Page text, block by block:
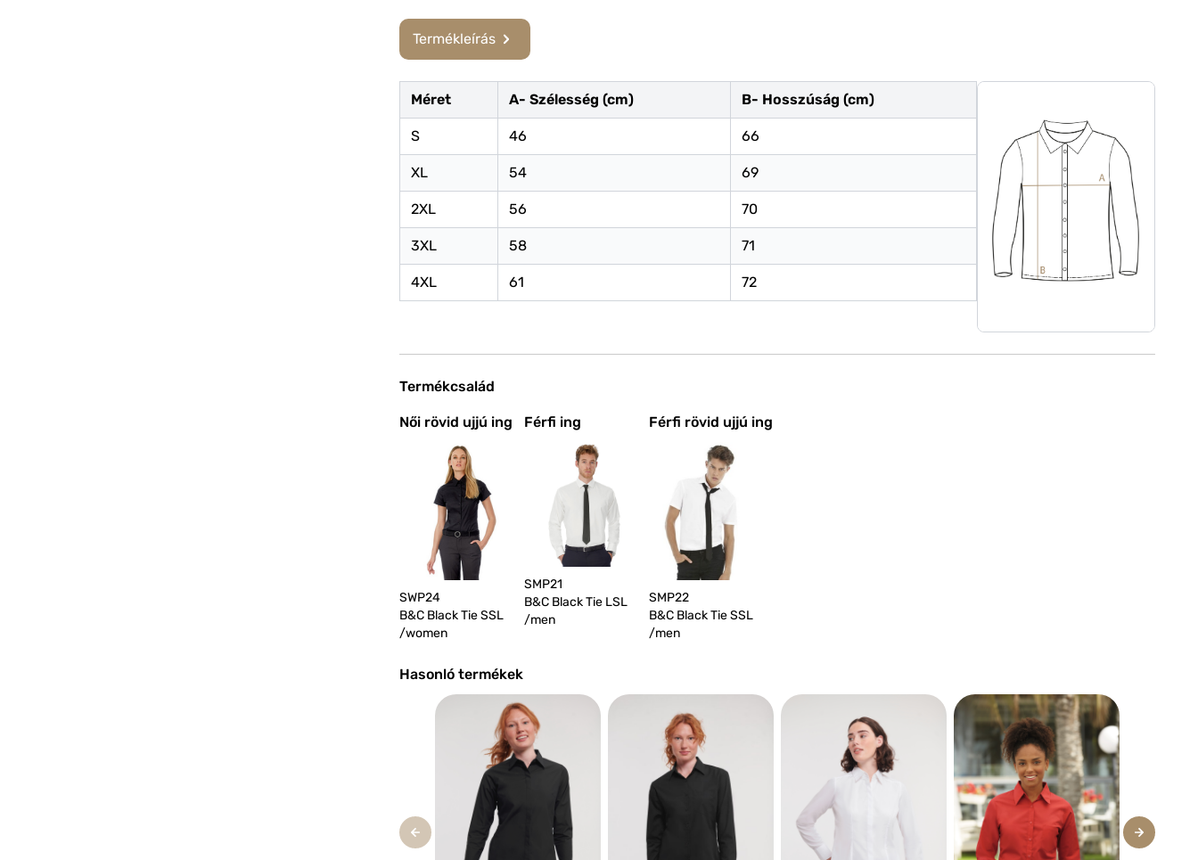
Termékleírás
Méret A- Szélesség (cm) B- Hosszúság (cm)
S 46 66
XL 54 69
2XL 56 70
3XL 58 71
4XL 61 72
Termékcsalád
Női rövid ujjú ing
SWP24
B&C Black Tie SSL
/women
Férfi ing
SMP21
B&C Black Tie LSL
/men
Férfi rövid ujjú ing
SMP22
B&C Black Tie SSL
/men
Hasonló termékek